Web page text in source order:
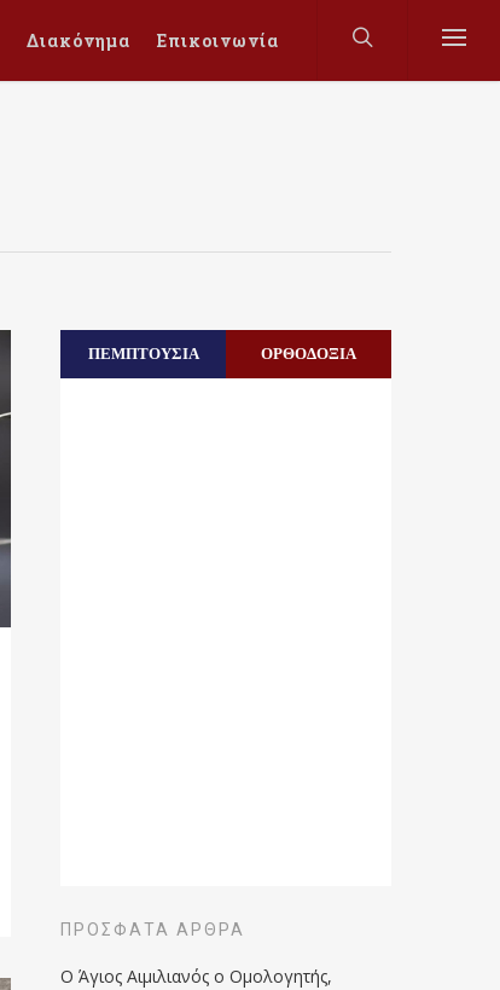
Διακόνημα Επικοινωνία
ΠΕΜΠΤΟΥΣΙΑ ΟΡΘΟΔΟΞΙΑ
ΠΡΌΣΦΑΤΑ ΆΡΘΡΑ
Ο Άγιος Αιμιλιανός ο Ομολογητής,